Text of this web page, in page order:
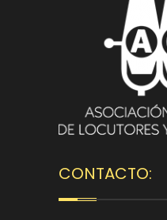
CONTACTO: